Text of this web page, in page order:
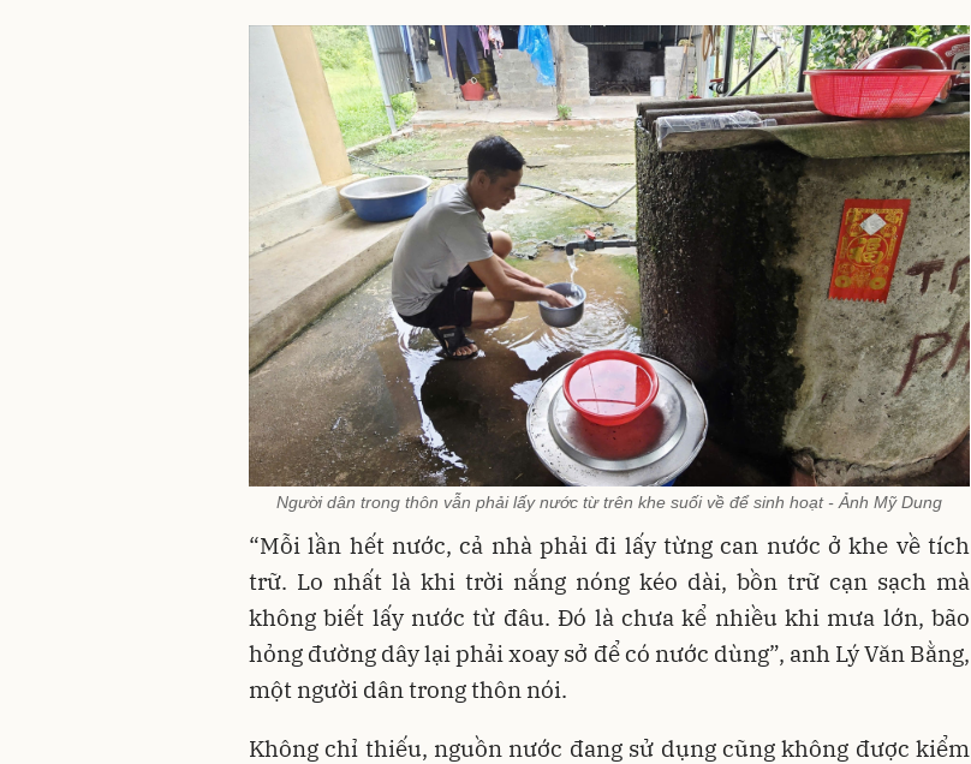
Người dân trong thôn vẫn phải lấy nước từ trên khe suối về để sinh hoạt - Ảnh Mỹ Dung
“Mỗi lần hết nước, cả nhà phải đi lấy từng can nước ở khe về tích
trữ. Lo nhất là khi trời nắng nóng kéo dài, bồn trữ cạn sạch mà
không biết lấy nước từ đâu. Đó là chưa kể nhiều khi mưa lớn, bão
hỏng đường dây lại phải xoay sở để có nước dùng”, anh Lý Văn Bằng,
một người dân trong thôn nói.
Không chỉ thiếu, nguồn nước đang sử dụng cũng không được kiểm